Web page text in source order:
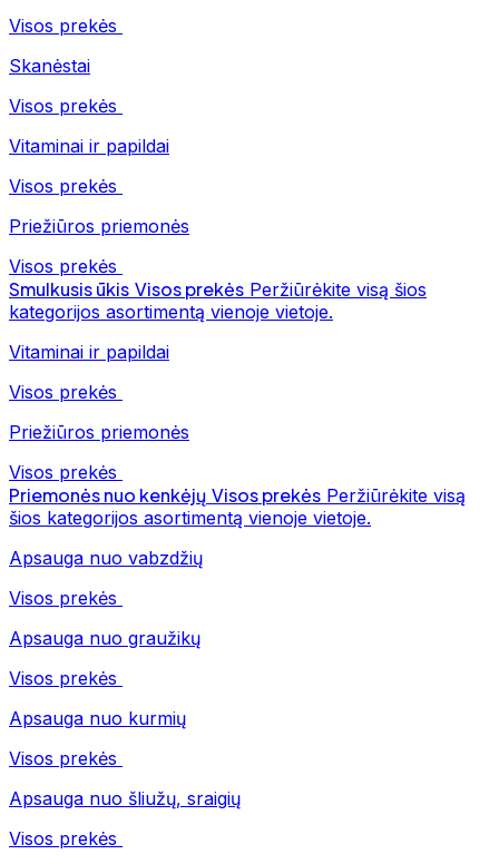
Visos prekės
Skanėstai
Visos prekės
Vitaminai ir papildai
Visos prekės
Priežiūros priemonės
Visos prekės
Smulkusis ūkis Visos prekės Peržiūrėkite visą šios
kategorijos asortimentą vienoje vietoje.
Vitaminai ir papildai
Visos prekės
Priežiūros priemonės
Visos prekės
Priemonės nuo kenkėjų Visos prekės Peržiūrėkite visą
šios kategorijos asortimentą vienoje vietoje.
Apsauga nuo vabzdžių
Visos prekės
Apsauga nuo graužikų
Visos prekės
Apsauga nuo kurmių
Visos prekės
Apsauga nuo šliužų, sraigių
Visos prekės